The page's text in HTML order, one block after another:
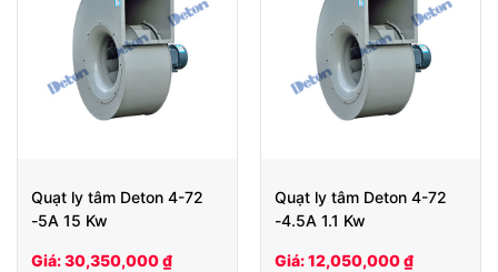
Quạt ly tâm Deton 4-72
-5A 15 Kw
Giá: 30,350,000 ₫
Quạt ly tâm Deton 4-72
-4.5A 1.1 Kw
Giá: 12,050,000 ₫